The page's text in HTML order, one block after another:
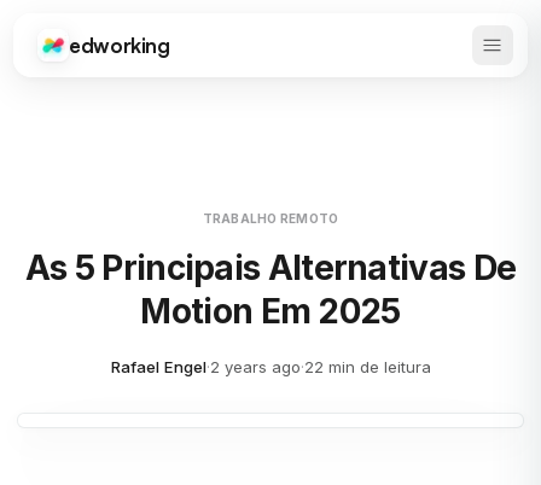
Edworking
edworking Abrir
TRABALHO REMOTO
As 5 Principais Alternativas De
Motion Em 2025
Rafael Engel·2 years ago·22 min de leitura